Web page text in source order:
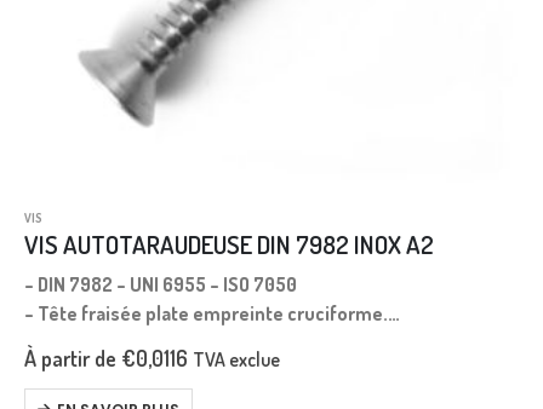
VIS
VIS AUTOTARAUDEUSE DIN 7982 INOX A2
– DIN 7982 – UNI 6955 – ISO 7050
– Tête fraisée plate empreinte cruciforme.
– Longueur mesurée depuis le dessus de la tête.
À partir de €0,0116 TVA exclue